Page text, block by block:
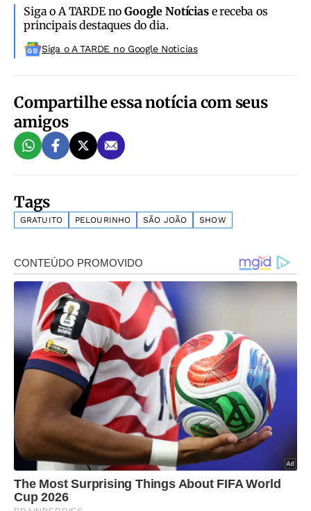
Siga o A TARDE noGoogle Notíciase receba os
principais destaques do dia.
Siga o A TARDE no Google Noticias
Compartilhe essa notícia com seus
amigos
Tags
GRATUITO PELOURINHO SÃO JOÃO SHOW